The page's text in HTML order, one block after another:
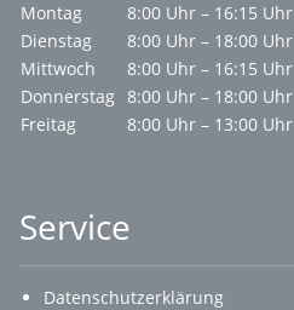
Montag
8:00 Uhr – 16:15 Uhr
Dienstag
8:00 Uhr – 18:00 Uhr
Mittwoch
8:00 Uhr – 16:15 Uhr
Donnerstag 8:00 Uhr – 18:00 Uhr
Freitag
8:00 Uhr – 13:00 Uhr
Service
Datenschutzerklärung